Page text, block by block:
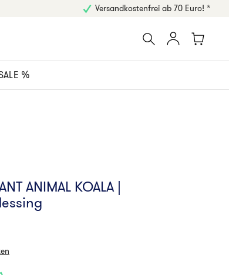
Versandkostenfrei ab 70 Euro! *
%
ANIMAL KOALA |